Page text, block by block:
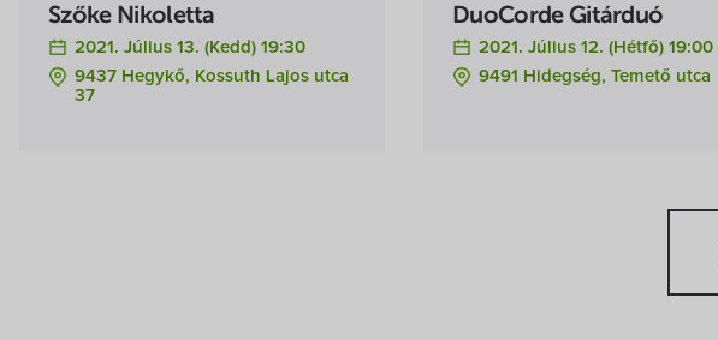
Szőke Nikoletta
2021. Július 13. (kedd) 19:30
9437 Hegykő, Kossuth Lajos utca
37
DuoCorde Gitárduó
2021. Július 12. (hétfő) 19:00
9491 Hidegség, Temető utca